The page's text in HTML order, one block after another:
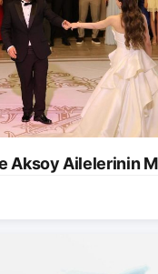
Aksoy Ailelerinin